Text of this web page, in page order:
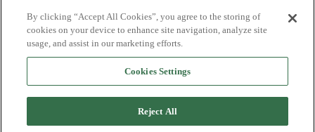
Nyhetsbrev
Ledige stillinger
Send inn manus
Agency
By clicking “Accept All Cookies”, you agree to the storing of
cookies on your device to enhance site navigation, analyze site
usage, and assist in our marketing efforts.
Cookies Settings
Reject All